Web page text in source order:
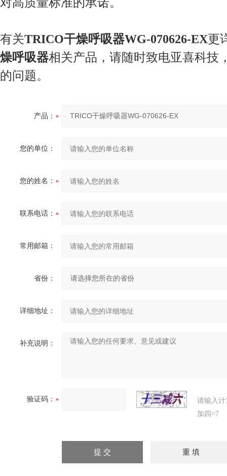
有关TRICO干燥呼吸器WG-070626-EX更
燥呼吸器相关产品，请随时致电亚喜科技
的问题。
产品：
您的单位：
您的姓名：
联系电话：
常用邮箱：
省份：
详细地址：
补充说明：
验证码：
请输入
加四=7